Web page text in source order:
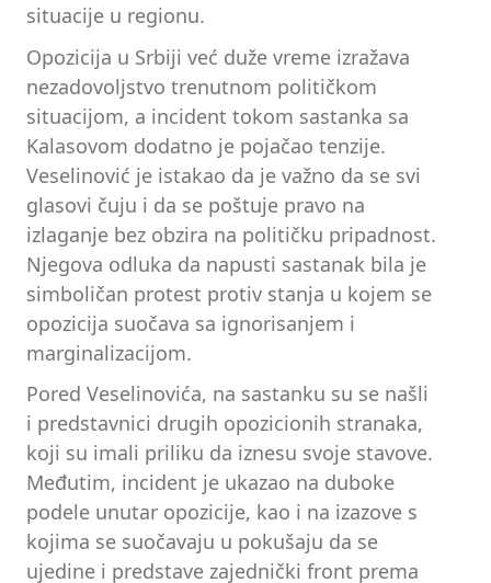
situacije u regionu.
Opozicija u Srbiji već duže vreme izražava
nezadovoljstvo trenutnom političkom
situacijom, a incident tokom sastanka sa
Kalasovom dodatno je pojačao tenzije.
Veselinović je istakao da je važno da se svi
glasovi čuju i da se poštuje pravo na
izlaganje bez obzira na političku pripadnost.
Njegova odluka da napusti sastanak bila je
simboličan protest protiv stanja u kojem se
opozicija suočava sa ignorisanjem i
marginalizacijom.
Pored Veselinovića, na sastanku su se našli
i predstavnici drugih opozicionih stranaka,
koji su imali priliku da iznesu svoje stavove.
Međutim, incident je ukazao na duboke
podele unutar opozicije, kao i na izazove s
kojima se suočavaju u pokušaju da se
ujedine i predstave zajednički front prema